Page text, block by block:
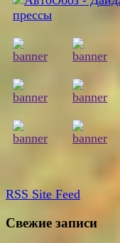
RSS Site Feed
Свежие записи